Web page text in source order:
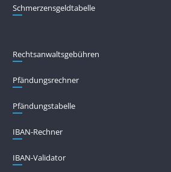
Schmerzensgeldtabelle
Rechtsanwaltsgebühren
Pfändungs­rechner
Pfändungs­tabelle
IBAN-Rechner
IBAN-Validator